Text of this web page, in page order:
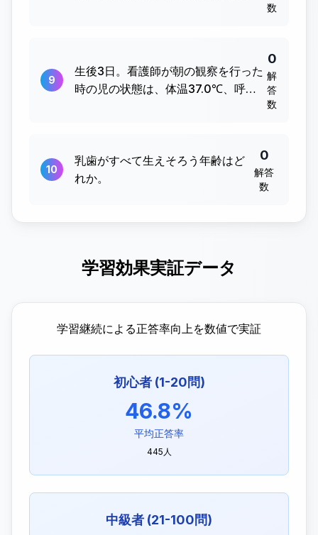
数
9
生後3日。看護師が朝の観察を行った
時の児の状態は、体温37.0℃、呼吸
0
解
答
数
10
乳歯がすべて生えそろう年齢はど
れか。
0
解答
数
学習効果実証データ
学習継続による正答率向上を数値で実証
初心者 (1-20問)
46.8%
平均正答率
445人
中級者 (21-100問)